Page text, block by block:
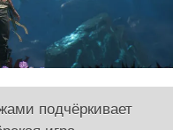
подчёркивает